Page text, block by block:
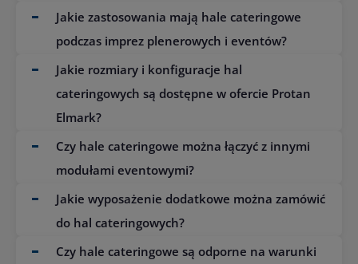
Hale cateringowe to modułowe konstrukcje
przeznaczone do obsługi gastronomicznej
wydarzeń. Wykorzystuje się je jako zaplecze
kuchenne, strefy wydawania posiłków,
przestrzenie bufetowe oraz obiekty
wspierające organizację imprez plenerowych,
Jakie zastosowania mają hale cateringowe
podczas imprez plenerowych i eventów?
Hale cateringowe wykorzystywane są
podczas festiwali, koncertów, wesel
plenerowych, eventów firmowych oraz
imprez masowych. Pełnią funkcję zaplecza
gastronomicznego, stref przygotowania
posiłków oraz przestrzeni obsługi gości.
Jakie rozmiary i konfiguracje hal
cateringowych są dostępne w ofercie Protan
Elmark?
Hale cateringowe są projektowane
indywidualnie, dlatego ich wymiary i układ
mogą być w pełni dopasowane do potrzeb
wydarzenia. Możliwe są różne konfiguracje
modułowe, umożliwiające łączenie
serwisowych.
Czy hale cateringowe można łączyć z innymi
modułami eventowymi?
Tak. Hale cateringowe mogą być łączone z
innymi modułami eventowymi, takimi jak hale
bankietowe, namioty eventowe, strefy VIP
czy zaplecze techniczne. Dzięki temu można
Jakie wyposażenie dodatkowe można zamówić
do hal cateringowych?
Do hal cateringowych można zamówić m.in.
Czy hale cateringowe są odporne na warunki